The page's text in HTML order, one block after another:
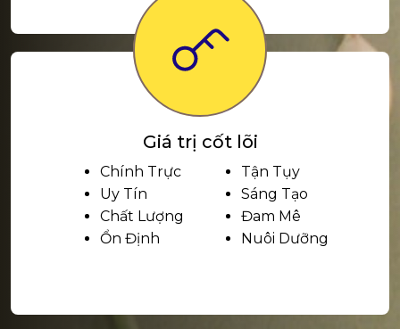
Giá trị cốt lõi
Chính Trực
Uy Tín
Chất Lượng
Ổn Định
Tận Tụy
Sáng Tạo
Đam Mê
Nuôi Dưỡng